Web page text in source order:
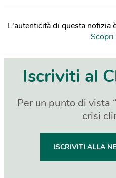
L'autenticità di questa notizia
Scopri
Iscriviti al
Per un punto di vista
crisi
ISCRIVITI ALLA